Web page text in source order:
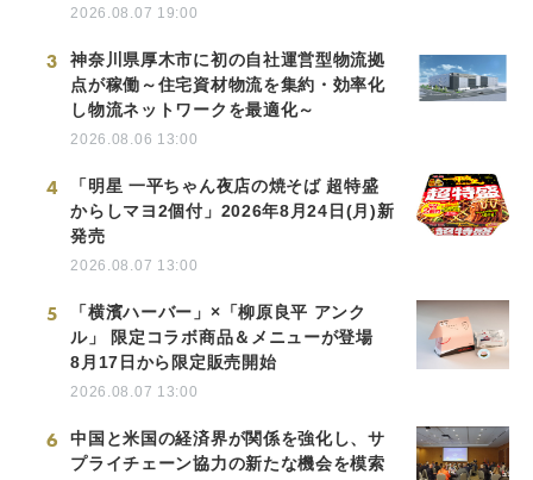
2026.08.07 19:00
3
神奈川県厚木市に初の自社運営型物流拠
点が稼働～住宅資材物流を集約・効率化
し物流ネットワークを最適化～
2026.08.06 13:00
4
「明星 一平ちゃん夜店の焼そば 超特盛
からしマヨ2個付」2026年8月24日(月)新
発売
2026.08.07 13:00
5
「横濱ハーバー」×「柳原良平 アンク
ル」 限定コラボ商品＆メニューが登場
8月17日から限定販売開始
2026.08.07 13:00
6
中国と米国の経済界が関係を強化し、サ
プライチェーン協力の新たな機会を模索